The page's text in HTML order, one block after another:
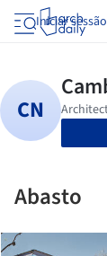
Iniciar sessão
Abasto